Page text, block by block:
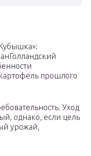
прошлого
Уход
однако, если цель
урожай,